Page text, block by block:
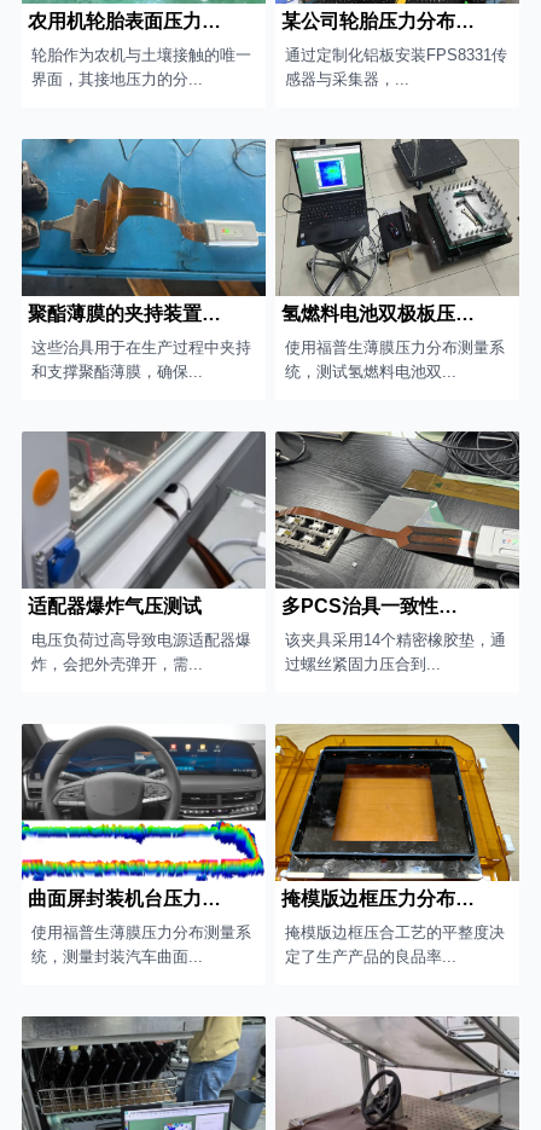
农用机轮胎表面压力分布测试
轮胎作为农机与土壤接触的唯一
界面，其接地压力的分...
某公司轮胎压力分布测试
通过定制化铝板安装FPS8331传
感器与采集器，...
聚酯薄膜的夹持装置平整度测量
这些治具用于在生产过程中夹持
和支撑聚酯薄膜，确保...
氢燃料电池双极板压力分布测试
使用福普生薄膜压力分布测量系
统，测试氢燃料电池双...
适配器爆炸气压测试
电压负荷过高导致电源适配器爆
炸，会把外壳弹开，需...
多PCS治具一致性及平整度测试
该夹具采用14个精密橡胶垫，通
过螺丝紧固力压合到...
曲面屏封装机台压力分布测试
使用福普生薄膜压力分布测量系
统，测量封装汽车曲面...
掩模版边框压力分布测量
掩模版边框压合工艺的平整度决
定了生产产品的良品率...